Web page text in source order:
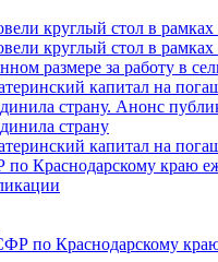
круглый стол в
круглый стол в
размере за работу в
капитал на
страну. Анонс
страну
капитал на
Краснодарскому краю
по Краснодарскому краю